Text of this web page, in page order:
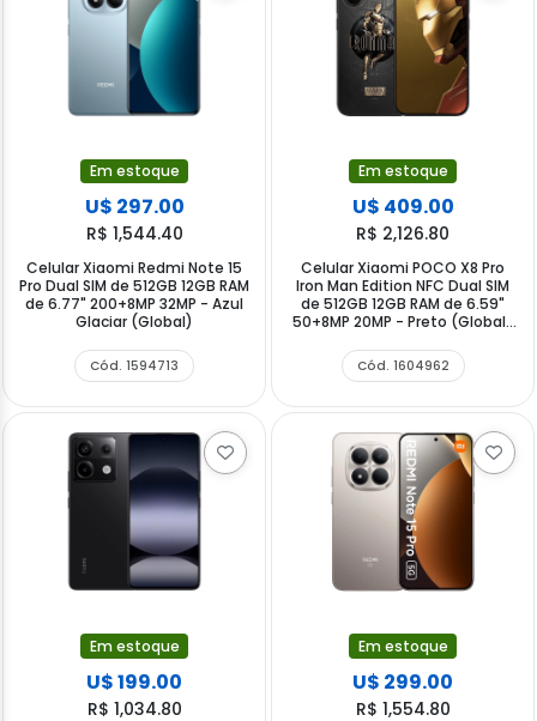
Em estoque
U$ 297.00
R$ 1,544.40
Celular Xiaomi Redmi Note 15
Pro Dual SIM de 512GB 12GB RAM
de 6.77" 200+8MP 32MP - Azul
Glaciar (Global)
Cód. 1594713
Em estoque
U$ 409.00
R$ 2,126.80
Celular Xiaomi POCO X8 Pro
Iron Man Edition NFC Dual SIM
de 512GB 12GB RAM de 6.59"
50+8MP 20MP - Preto (Global)
Cód. 1604962
Em estoque
U$ 199.00
R$ 1,034.80
Em estoque
U$ 299.00
R$ 1,554.80